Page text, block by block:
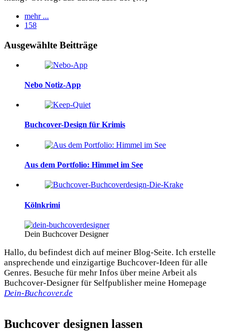
mehr ...
158
Widgets
Ausgewählte Beitträge
Nebo Notiz-App
Buchcover-Design für Krimis
Aus dem Portfolio: Himmel im See
Kölnkrimi
Dein Buchcover Designer
Hallo, du befindest dich auf meiner Blog-Seite. Ich erstelle
ansprechende und einzigartige Buchcover-Ideen für alle
Genres. Besuche für mehr Infos über meine Arbeit als
Buchcover-Designer für Selfpublisher meine Homepage
Dein-Buchcover.de
Buchcover designen lassen